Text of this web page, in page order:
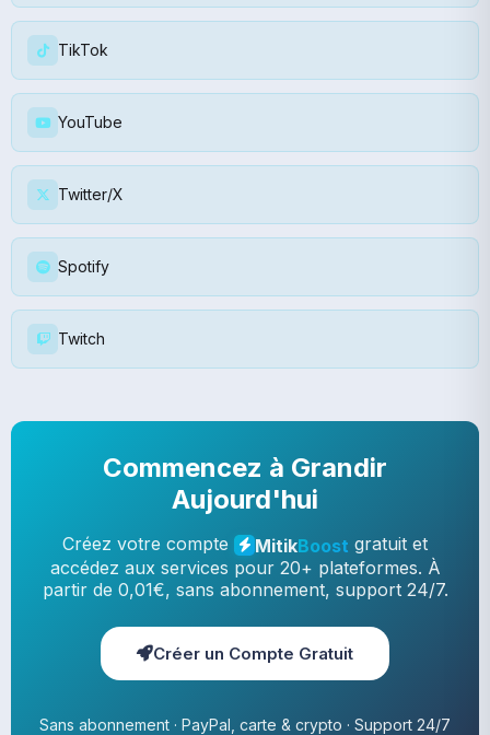
TikTok
YouTube
Twitter/X
Spotify
Twitch
Commencez à Grandir
Aujourd'hui
Créez votre compte MitikBoost gratuit et
accédez aux services pour 20+ plateformes. À
partir de 0,01€, sans abonnement, support 24/7.
Créer un Compte Gratuit
Sans abonnement · PayPal, carte & crypto · Support 24/7